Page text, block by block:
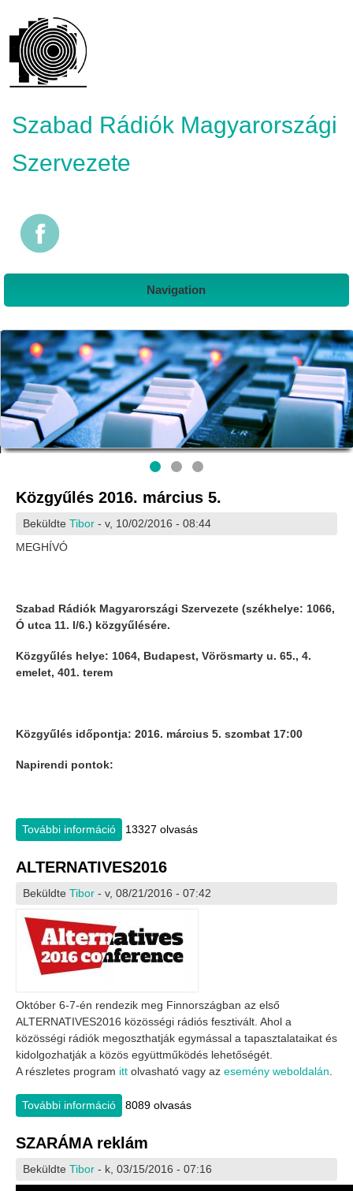
Szabad Rádiók Magyarországi
Szervezete
Navigation
Közgyűlés 2016. március 5.
Beküldte Tibor - v, 10/02/2016 - 08:44
MEGHÍVÓ
Szabad Rádiók Magyarországi Szervezete (székhelye: 1066,
Ó utca 11. I/6.) közgyűlésére.
Közgyűlés helye: 1064, Budapest, Vörösmarty u. 65., 4.
emelet, 401. terem
Közgyűlés időpontja: 2016. március 5. szombat 17:00
Napirendi pontok:
További információ Közgyűlés 2016. március 5. tartalommal
13327 olvasás
ALTERNATIVES2016
Beküldte Tibor - v, 08/21/2016 - 07:42
Október 6-7-én rendezik meg Finnországban az első
ALTERNATIVES2016 közösségi rádiós fesztivált. Ahol a
közösségi rádiók megoszthatják egymással a tapasztalataikat és
kidolgozhatják a közös együttműködés lehetőségét.
A részletes program itt olvasható vagy az esemény weboldalán
További információ ALTERNATIVES2016 tartalommal
8089 olvasás
SZARÁMA reklám
Beküldte Tibor - k, 03/15/2016 - 07:16